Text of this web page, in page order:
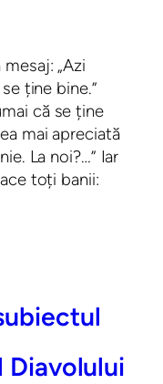
„Azi
ține bine.”
că se ține
mai apreciată
La noi?…” Iar
toți banii:
Diavolului